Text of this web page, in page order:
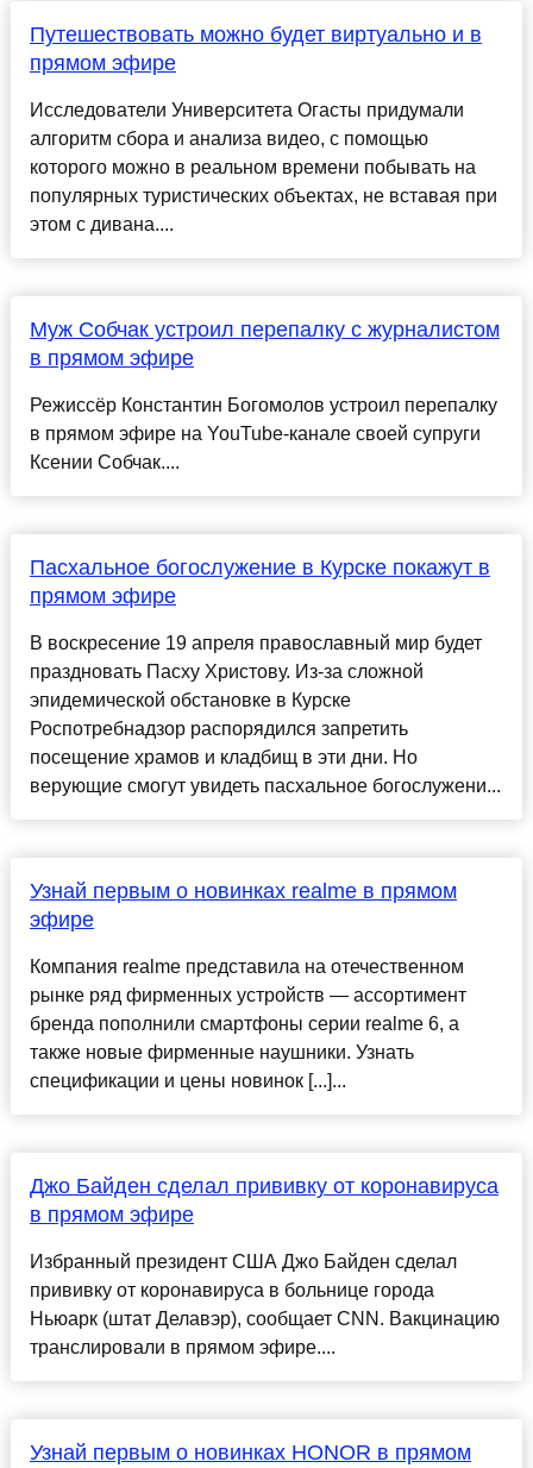
Путешествовать можно будет виртуально и в
прямом эфире
Исследователи Университета Огасты придумали
алгоритм сбора и анализа видео, с помощью
которого можно в реальном времени побывать на
популярных туристических объектах, не вставая при
этом с дивана....
Муж Собчак устроил перепалку с журналистом
в прямом эфире
Режиссёр Константин Богомолов устроил перепалку
в прямом эфире на YouTube-канале своей супруги
Ксении Собчак....
Пасхальное богослужение в Курске покажут в
прямом эфире
В воскресение 19 апреля православный мир будет
праздновать Пасху Христову. Из-за сложной
эпидемической обстановке в Курске
Роспотребнадзор распорядился запретить
посещение храмов и кладбищ в эти дни. Но
верующие смогут увидеть пасхальное богослужени...
Узнай первым о новинках realme в прямом
эфире
Компания realme представила на отечественном
рынке ряд фирменных устройств — ассортимент
бренда пополнили смартфоны серии realme 6, а
также новые фирменные наушники. Узнать
спецификации и цены новинок [...]...
Джо Байден сделал прививку от коронавируса
в прямом эфире
Избранный президент США Джо Байден сделал
прививку от коронавируса в больнице города
Ньюарк (штат Делавэр), сообщает СNN. Вакцинацию
транслировали в прямом эфире....
Узнай первым о новинках HONOR в прямом